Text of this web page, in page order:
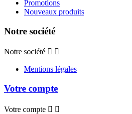
Promotions
Nouveaux produits
Notre société
Notre société  
Mentions légales
Votre compte
Votre compte  